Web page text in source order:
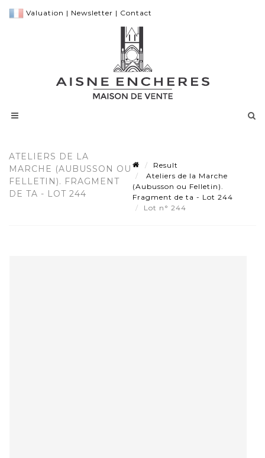
Valuation | Newsletter | Contact
ATELIERS DE LA
MARCHE (AUBUSSON OU
FELLETIN). FRAGMENT
DE TA - LOT 244
Result
Ateliers de la Marche
(Aubusson ou Felletin).
Fragment de ta - Lot 244
Lot n° 244